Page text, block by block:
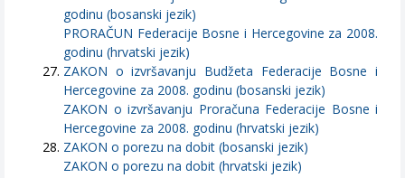
godinu (bosanski jezik)
PRORAČUN Federacije Bosne i Hercegovine za 2008.
godinu (hrvatski jezik)
ZAKON o izvršavanju Budžeta Federacije Bosne i
Hercegovine za 2008. godinu (bosanski jezik)
ZAKON o izvršavanju Proračuna Federacije Bosne i
Hercegovine za 2008. godinu (hrvatski jezik)
ZAKON o porezu na dobit (bosanski jezik)
ZAKON o porezu na dobit (hrvatski jezik)